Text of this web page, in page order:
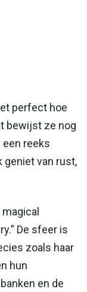
perfect hoe
bewijst ze nog
een reeks
geniet van rust,
De sfeer is
zoals haar
hun
en de